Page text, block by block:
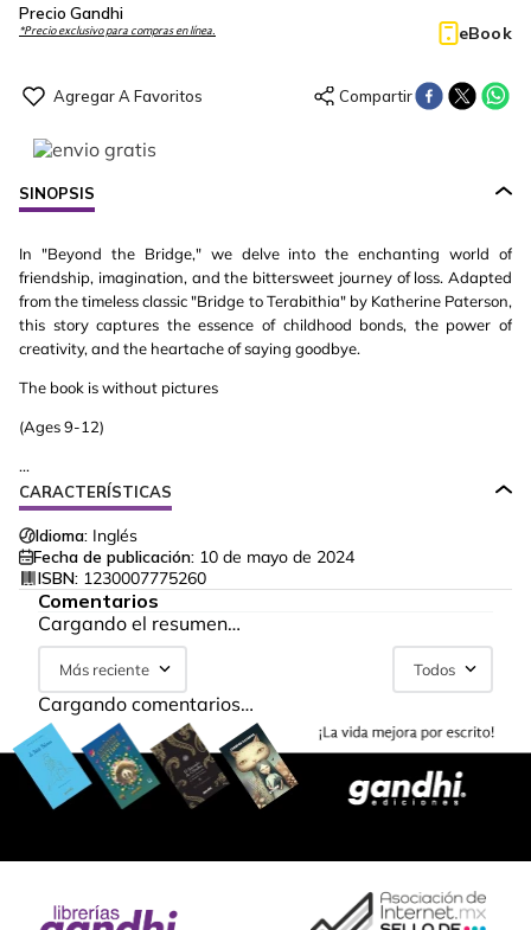
Precio Gandhi
*Precio exclusivo para compras en línea. eBook
SINOPSIS
In "Beyond the Bridge," we delve into the enchanting world of
friendship, imagination, and the bittersweet journey of loss. Adapted
from the timeless classic "Bridge to Terabithia" by Katherine Paterson,
this story captures the essence of childhood bonds, the power of
creativity, and the heartache of saying goodbye.
The book is without pictures
(Ages 9-12)
...
CARACTERÍSTICAS
Idioma: Inglés
Fecha de publicación: 10 de mayo de 2024
ISBN: 1230007775260
Comentarios
Cargando el resumen…
Más reciente Todos
Cargando comentarios…